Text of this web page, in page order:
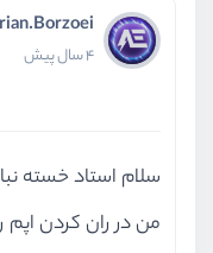
4 سال پیش
سلام استاد خسته
من در ران کردن اپم